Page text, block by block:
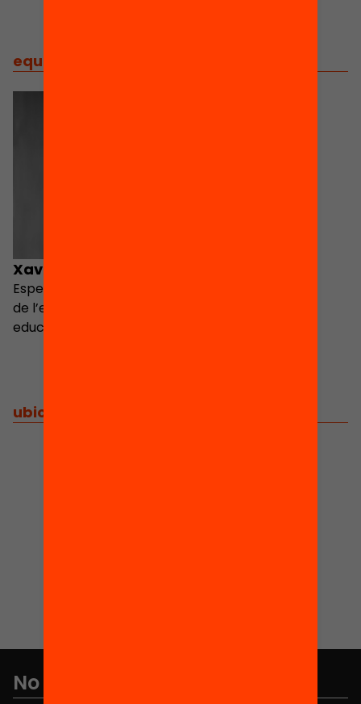
equip
Xavier Bonal
Especialista en sociologia
de l’educació i política
educativa
ubicació
No et perdis res